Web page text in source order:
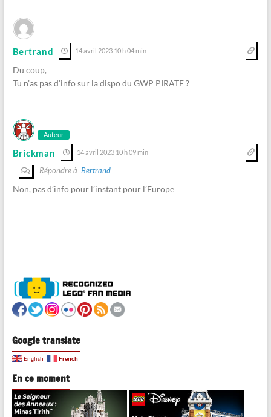
Bertrand 14 avril 2023 10 h 04 min
Du coup,
Tu n’as pas d’info sur la dispo du GWP PIRATE ?
Auteur
Brickman 14 avril 2023 10 h 09 min
Répondre à Bertrand
Non, pas d’info pour l’instant pour l’Europe
Google translate
English French
En ce moment